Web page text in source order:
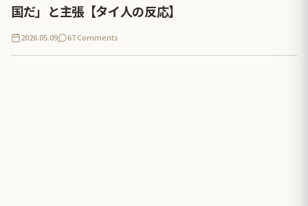
国だ」と主張【タイ人の反応】
2026.05.09 67 Comments